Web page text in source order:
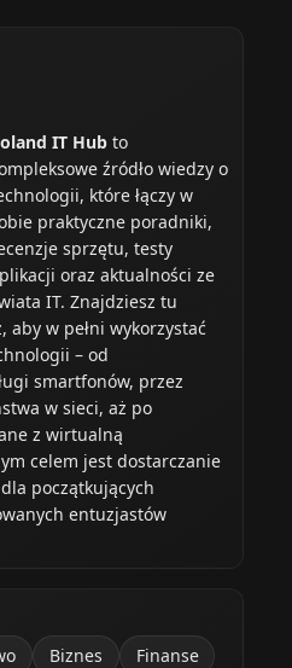
IT Hub to
źródło wiedzy o
które łączy w
praktyczne poradniki,
sprzętu, testy
oraz aktualności ze
IT. Znajdziesz tu
aby w pełni wykorzystać
– od
smartfonów, przez
w sieci, aż po
z wirtualną
celem jest dostarczanie
początkujących
entuzjastów
Biznes
Finanse